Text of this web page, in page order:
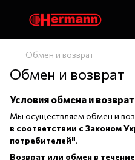
Обмен и возврат
Обмен и возврат
Условия обмена и
Мы осуществляем обмен и
в соответствии с Законом
потребителей".
Возврат или обмен в